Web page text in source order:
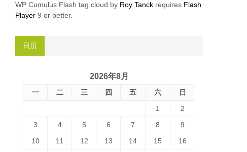
WP Cumulus Flash tag cloud by Roy Tanck requires Flash
Player 9 or better.
日历
2026年8月
一 二 三 四 五 六
日
1
2
3
4 5 6 7 8
9
10
11 12 13 14 15
16